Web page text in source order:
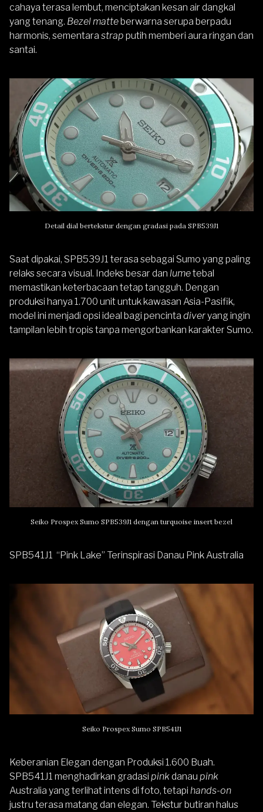
cahaya terasa lembut, menciptakan kesan air dangkal
yang tenang. Bezel matteberwarna serupa berpadu
harmonis, sementara strap putih memberi aura ringan dan
santai.
Detail dial bertekstur dengan gradasi pada SPB539J1
Saat dipakai, SPB539J1 terasa sebagai Sumo yang paling
relaks secara visual. Indeks besar dan lumetebal
memastikan keterbacaan tetap tangguh. Dengan
produksi hanya 1.700 unit untuk kawasan Asia-Pasifik,
model ini menjadi opsi ideal bagi pencinta diveryang ingin
tampilan lebih tropis tanpa mengorbankan karakter Sumo.
Seiko Prospex Sumo SPB539J1 dengan turquoise insert bezel
SPB541J1 “Pink Lake” Terinspirasi Danau Pink Australia
Seiko Prospex Sumo SPB541J1
Keberanian Elegan dengan Produksi 1.600 Buah.
SPB541J1 menghadirkan gradasi pinkdanau pink
Australia yang terlihat intens di foto, tetapi hands-on
justru terasa matang dan elegan. Tekstur butiran halus